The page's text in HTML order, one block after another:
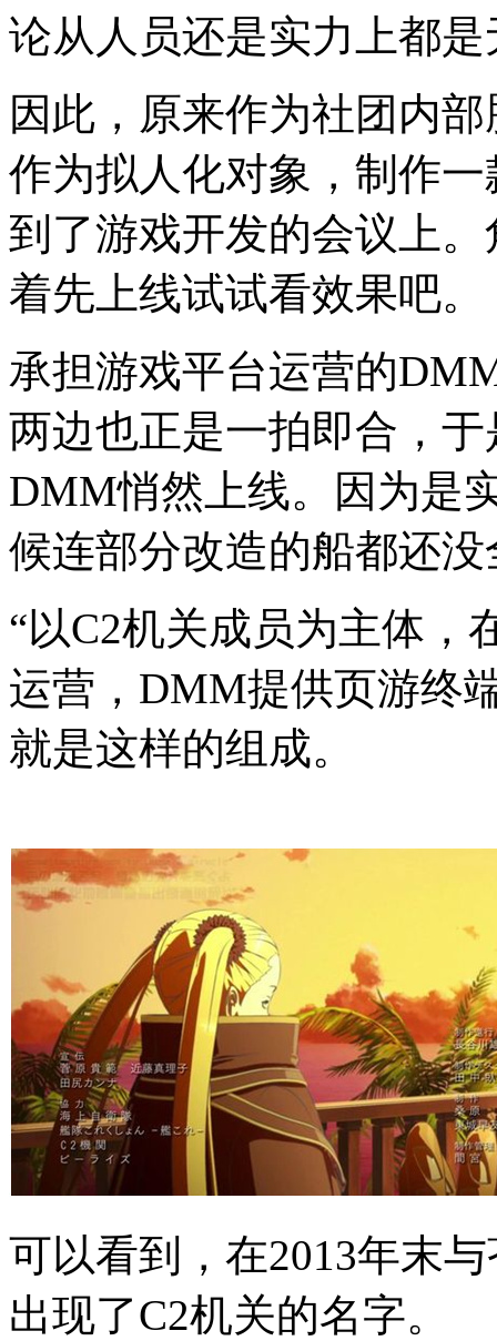
论从人员还是实力上都
因此，原来作为社团内
作为拟人化对象，制作
到了游戏开发的会议上
着先上线试试看效果吧。
承担游戏平台运营的
两边也正是一拍即合，
DMM悄然上线。因为是
候连部分改造的船都还
“以C2机关成员为主体，
运营，DMM提供页游终
就是这样的组成。
可以看到，在2013年末
出现了C2机关的名字。